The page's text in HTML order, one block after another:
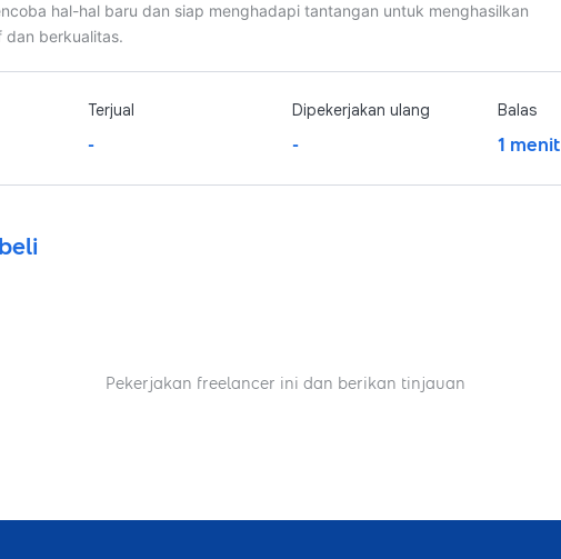
hal-hal baru dan siap menghadapi tantangan untuk menghasilkan
berkualitas.
Terjual
-
Dipekerjakan ulang
-
Balas
1 menit
Pekerjakan freelancer ini dan berikan tinjauan